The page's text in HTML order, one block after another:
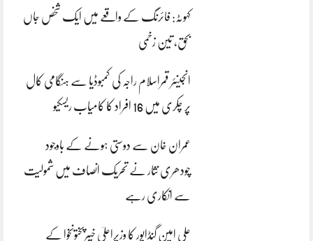
کہوٹہ: فائرنگ کے واقعے میں ایک شخص جاں
بحق، تین زخمی
انجینئر قمراسلام راجہ کی کمبوڈیا سے ہنگامی کال
پر چکری میں 16 افراد کا کامیاب ریسکیو
عمران خان سے دوستی ہونے کے باوجود
چودھری نثار نے تحریک انصاف میں شمولیت
سے انکاری رہے
علی امین گنڈاپور کا وزیراعلیٰ خیبرپختونخوا کے